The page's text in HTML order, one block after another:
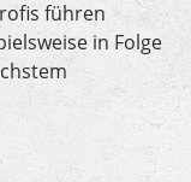
führen
in Folge